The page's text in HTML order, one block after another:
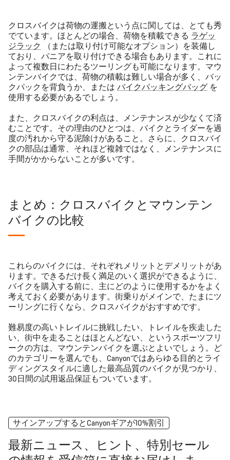
クロスバイクは荷物の運搬という点に関しては、とても秀
でています。ほとんどの場合、荷物を積載できる ラゲッ
ジラック
（または取り付け可能なオプション）を装備し
ており、パニアを取り付けできる場合もあります。これに
よって複数日にわたるツーリングも可能になります。マウ
ンテンバイクでは、荷物の積載は難しい場合が多く、バッ
クパックを背負うか、または バイクパッキングバッグ を
使用する必要があるでしょう。
また、クロスバイクの利点は、メンテナンスが少なくて済
むことです。その理由のひとつは、バイクとライダーを過
度の汚れから守る泥除けがあること。さらに、クロスバイ
クの部品は通常、それほど複雑ではなく、メンテナンスに
手間がかからないことが多いです。
まとめ：クロスバイクとマウンテン
バイクの比較
これらのバイクには、それぞれメリットとデメリットがあ
ります。できるだけ長く満足のいく選択ができるように、
バイクを購入する前に、主にどのように使用するかをよく
考えておく必要があります。街乗りがメインで、たまにツ
ーリングに行くなら、クロスバイクがおすすめです。
難易度の高いトレイルに挑戦したい、トレイルを疾走した
い、街中を走ることはほとんどない、というスポーツフリ
ークの方は、マウンテンバイクを選ぶとよいでしょう。ど
のカテゴリーを選んでも、Canyonではあらゆる目的とライ
ディングスタイルに適した最高品質のバイクが見つかり、
30日間の試用返品保証もついています。
サインアップするとCanyonギアが10%割引
最新ニュース、ヒント、特別セール